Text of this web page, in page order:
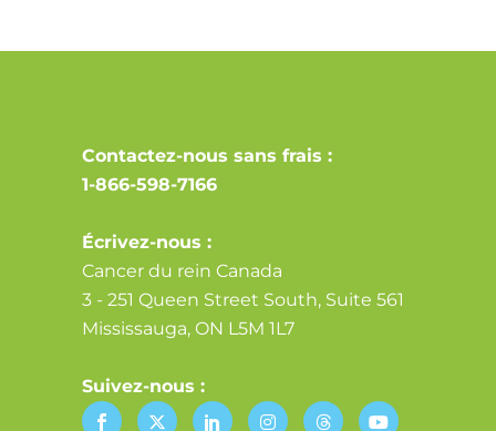
Contactez-nous sans frais :
1-866-598-7166
Écrivez-nous :
Cancer du rein Canada
3 - 251 Queen Street South, Suite 561
Mississauga, ON L5M 1L7
Suivez-nous :